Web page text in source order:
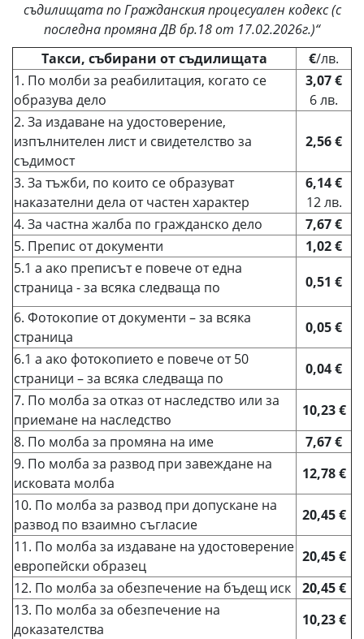
съдилищата по Гражданския процесуален кодекс (с
последна промяна ДВ бр.18 от 17.02.2026г.)“
Такси, събирани от съдилищата
€/лв.
1. По молби за реабилитация, когато се
образува дело
3,07 €
6 лв.
2. За издаване на удостоверение,
изпълнителен лист и свидетелство за
съдимост
2,56 €
3. За тъжби, по които се образуват
наказателни дела от частен характер
6,14 €
12 лв.
4. За частна жалба по гражданско дело
7,67 €
5. Препис от документи
1,02 €
5.1 а ако преписът е повече от една
страница - за всяка следваща по
0,51 €
6. Фотокопие от документи – за всяка
страница
0,05 €
6.1 а ако фотокопието е повече от 50
страници – за всяка следваща по
0,04 €
7. По молба за отказ от наследство или за
приемане на наследство
10,23 €
8. По молба за промяна на име
7,67 €
9. По молба за развод при завеждане на
исковата молба
12,78 €
10. По молба за развод при допускане на
развод по взаимно съгласие
20,45 €
11. По молба за издаване на удостоверение
европейски образец
20,45 €
12. По молба за обезпечение на бъдещ иск
20,45 €
13. По молба за обезпечение на
доказателства
10,23 €